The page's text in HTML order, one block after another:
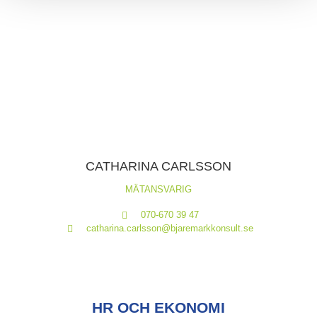
CATHARINA CARLSSON
MÄTANSVARIG
070-670 39 47
catharina.carlsson@bjaremarkkonsult.se
HR OCH EKONOMI